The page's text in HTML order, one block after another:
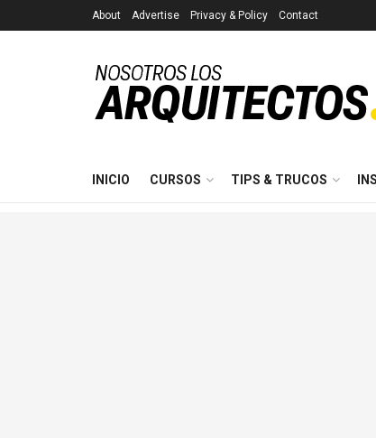
About Advertise Privacy & Policy Contact
INICIO CURSOS TIPS & TRUCOS